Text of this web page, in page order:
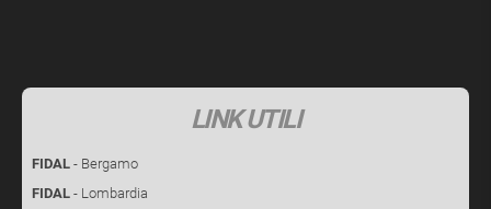
LINK UTILI
FIDAL - Bergamo
FIDAL - Lombardia